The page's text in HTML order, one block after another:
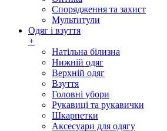
Спорядження та захист
Мультитули
Одяг і взуття
+
Натільна білизна
Нижній одяг
Верхній одяг
Взуття
Головні убори
Рукавиці та рукавички
Шкарпетки
Аксесуари для одягу